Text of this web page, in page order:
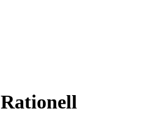
Rationell